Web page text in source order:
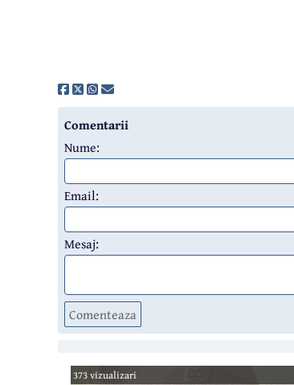
Comentarii
Nume:
Email:
Mesaj:
Comenteaza
373 vizualizari